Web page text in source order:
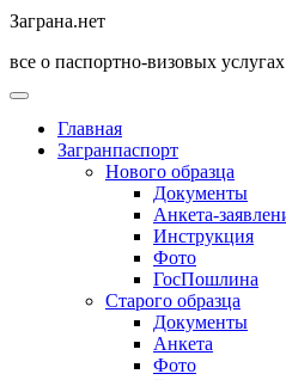
Заграна.нет
все о паспортно-визовых услугах
Главная
Загранпаспорт
Нового образца
Документы
Анкета-
Инструкция
Фото
ГосПошлина
Старого образца
Документы
Анкета
Фото